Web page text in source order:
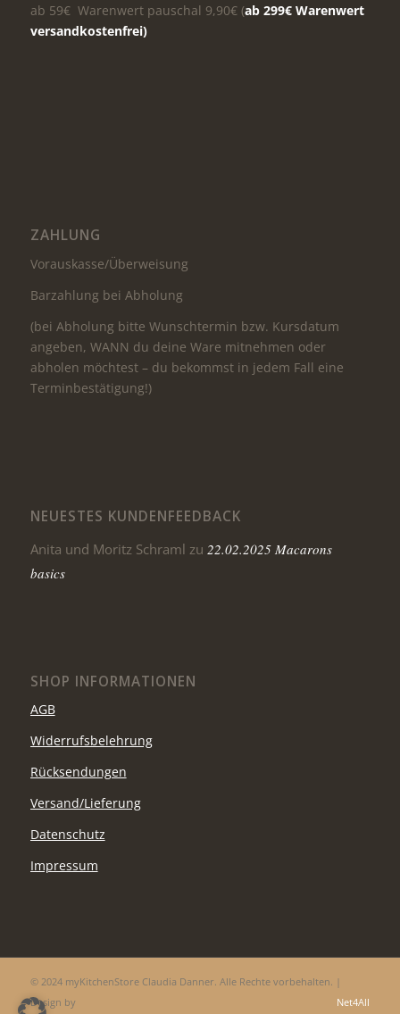
ab 59€ Warenwert pauschal 9,90€ (ab 299€ Warenwert
versandkostenfrei)
ZAHLUNG
Vorauskasse/Überweisung
Barzahlung bei Abholung
(bei Abholung bitte Wunschtermin bzw. Kursdatum
angeben, WANN du deine Ware mitnehmen oder
abholen möchtest – du bekommst in jedem Fall eine
Terminbestätigung!)
NEUESTES KUNDENFEEDBACK
Anita und Moritz Schraml zu 22.02.2025 Macarons
basics
SHOP INFORMATIONEN
AGB
Widerrufsbelehrung
Rücksendungen
Versand/Lieferung
Datenschutz
Impressum
© 2024 myKitchenStore Claudia Danner. Alle Rechte vorbehalten. |
Design by
Net4All